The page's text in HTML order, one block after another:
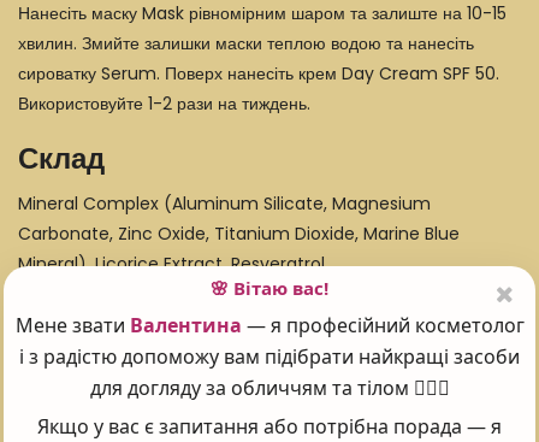
Нанесіть маску Mask рівномірним шаром та залиште на 10-15
хвилин. Змийте залишки маски теплою водою та нанесіть
сироватку Serum. Поверх нанесіть крем Day Cream SPF 50.
Використовуйте 1-2 рази на тиждень.
Склад
Mineral Complex (Aluminum Silicate, Magnesium
Carbonate, Zinc Oxide, Titanium Dioxide, Marine Blue
Mineral), Licorice Extract, Resveratrol.
Поставте оцінку 😍
🌸 Вітаю вас!
Мене звати Валентина — я професійний косметолог
і з радістю допоможу вам підібрати найкращі засоби
для догляду за обличчям та тілом 💆‍♀️✨
Якщо у вас є запитання або потрібна порада — я